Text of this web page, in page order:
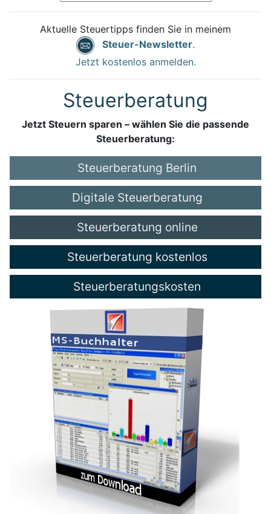
Aktuelle Steuertipps finden Sie in meinem
Steuer-Newsletter.
Jetzt kostenlos anmelden.
Steuerberatung
Jetzt Steuern sparen – wählen Sie die passende
Steuerberatung:
Steuerberatung Berlin
Digitale Steuerberatung
Steuerberatung online
Steuerberatung kostenlos
Steuerberatungskosten